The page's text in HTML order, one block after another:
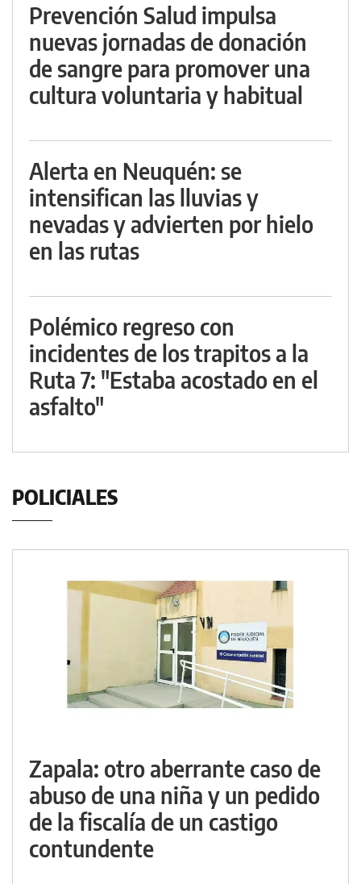
Prevención Salud impulsa
nuevas jornadas de donación
de sangre para promover una
cultura voluntaria y habitual
Alerta en Neuquén: se
intensifican las lluvias y
nevadas y advierten por hielo
en las rutas
Polémico regreso con
incidentes de los trapitos a la
Ruta 7: "Estaba acostado en el
asfalto"
POLICIALES
Zapala: otro aberrante caso de
abuso de una niña y un pedido
de la fiscalía de un castigo
contundente